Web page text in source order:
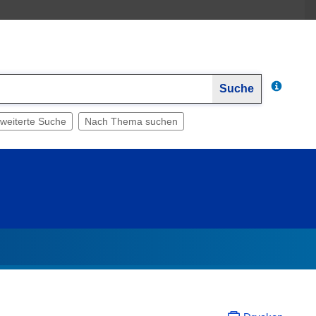
Suche
Suche Nach Thema suchen